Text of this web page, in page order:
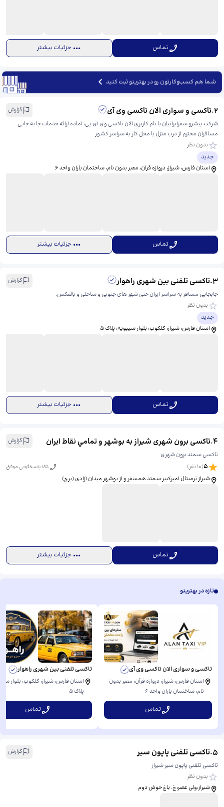
تماس جزئیات بیشتر
شما هم کسب‌وکارتون رو در بهترینو ثبت کنید
2
.تاکسی و سواری الان تاکسی وی آی
گزارش
شرکت پیشرو سفرایرانیان با نام کاربری الان تاکسی وی آی پی، آماده ارائه خدمات جا به جایی
مسافران محترم از درب منزل یا محل کار به سراسر کشور
بدون نظر
جدید
استان فارس، شیراز، دروازه قرآن، معبر بدون نام، ​ساختمان یاران واحد ۶
تماس جزئیات بیشتر
3
.تاکسی تلفنی بین شهری راهوار
گزارش
جابجایی مسافر به سراسر ایران حتی شهر های جنوبی و ساحلی و بالعکس.
بدون نظر
جدید
استان فارس، شیراز، گلکوب، بلوار سیبویه، ​پلاک 5
تماس جزئیات بیشتر
4
.تاکسی برون شهری شیراز به بوشهر و تمامي نقاط ایران
گزارش
تاکسی سمند برون شهری
5
(
10 نفر) 18% پاسخگویی موفق
شیراز ترمینال امیرکبیر سمند همسفر و از بوشهر میدان آزادی (برج)
تماس جزئیات بیشتر
تازه در بهترینو
تاکسی و سواری الان تاکسی وی آی
استان فارس، شیراز، دروازه قرآن، معبر بدون
نام، ​ساختمان یاران واحد ۶
تماس
تاکسی تلفنی بین شهری راهوار
استان فارس، شیراز، گلکوب، بلوار
پلاک 5
تماس
5
.تاکسی تلفنی پاپون سیر
گزارش
تاکسی تلفنی پاپون سیر شیراز
بدون نظر
شیراز،ولی عصر،خ. باغ حوض دوم